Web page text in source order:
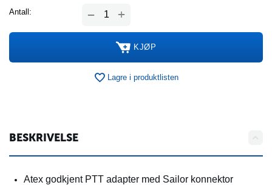
Antall: +
−
KJØP
Lagre i produktlisten
BESKRIVELSE
Atex godkjent PTT adapter med Sailor konnektor